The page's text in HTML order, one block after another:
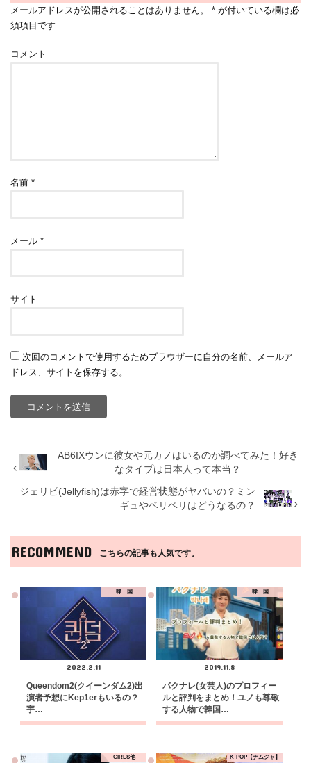
メールアドレスが公開されることはありません。 * が付いている欄は必
須項目です
コメント
名前*
メール*
サイト
次回のコメントで使用するためブラウザーに自分の名前、メールア
ドレス、サイトを保存する。
AB6IXウンに彼女や元カノはいるのか調べてみた！好き
なタイプは日本人って本当？
ジェリピ(Jellyfish)は赤字で経営状態がヤバいの？ミン
ギュやベリベリはどうなるの？
RECOMMEND こちらの記事も人気です。
韓 国
2022.2.11
Queendom2(クイーンダム2)出
演者予想にKep1erもいるの？
宇…
韓 国
2019.11.8
パクナレ(女芸人)のプロフィー
ルと評判をまとめ！ユノも尊敬
する人物で韓国…
GIRLS他 K-POP【ナムジャ】